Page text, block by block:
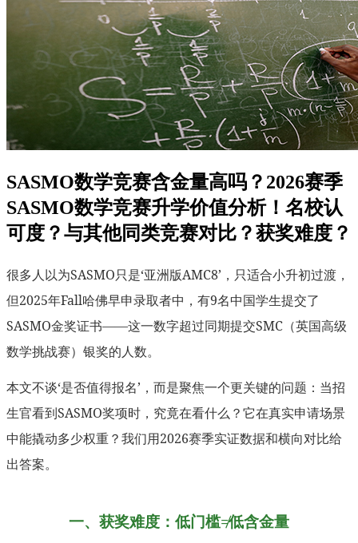
SASMO数学竞赛含金量高吗？2026赛季
SASMO数学竞赛升学价值分析！名校认
可度？与其他同类竞赛对比？获奖难度？
很多人以为SASMO只是‘亚洲版AMC8’，只适合小升初过渡，
但2025年Fall哈佛早申录取者中，有9名中国学生提交了
SASMO金奖证书——这一数字超过同期提交SMC（英国高级
数学挑战赛）银奖的人数。
本文不谈‘是否值得报名’，而是聚焦一个更关键的问题：当招
生官看到SASMO奖项时，究竟在看什么？它在真实申请场景
中能撬动多少权重？我们用2026赛季实证数据和横向对比给
出答案。
一、获奖难度：低门槛≠低含金量